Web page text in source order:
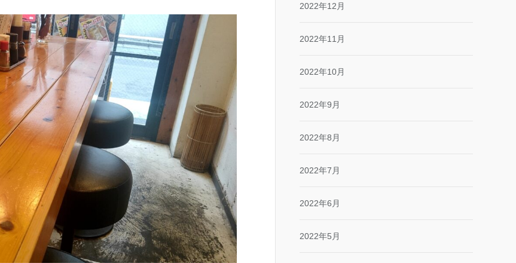
2022年12月
2022年11月
2022年10月
2022年9月
2022年8月
2022年7月
2022年6月
2022年5月